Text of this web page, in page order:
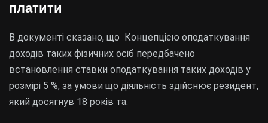
платити
В документі сказано, що Концепцією оподаткування
доходів таких фізичних осіб передбачено
встановлення ставки оподаткування таких доходів у
розмірі 5 %, за умови що діяльність здійснює резидент,
який досягнув 18 років та: